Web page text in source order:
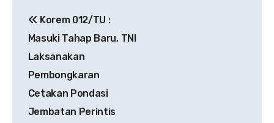
pos
Korem 012/TU :
Masuki Tahap Baru, TNI
Laksanakan
Pembongkaran
Cetakan Pondasi
Jembatan Perintis